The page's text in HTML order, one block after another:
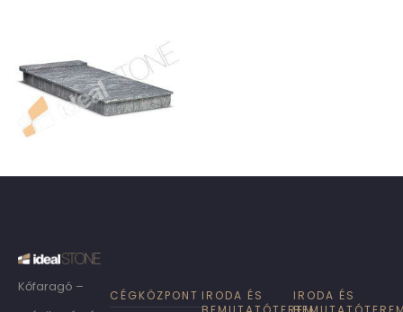
Kőfaragó –
CÉGKÖZPONT IRODA ÉS
IRODA ÉS